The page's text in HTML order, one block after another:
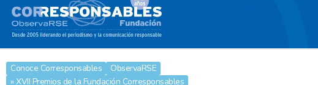
Conoce Corresponsables
ObservaRSE
» XVII Premios de la Fundación Corresponsables